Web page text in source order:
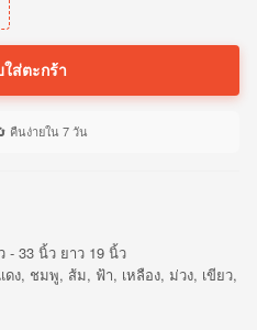
ใส่ตะกร้า
คืนง่ายใน 7 วัน
- 33 นิ้ว ยาว 19 นิ้ว
ง, ชมพู, ส้ม, ฟ้า, เหลือง, ม่วง, เขียว,